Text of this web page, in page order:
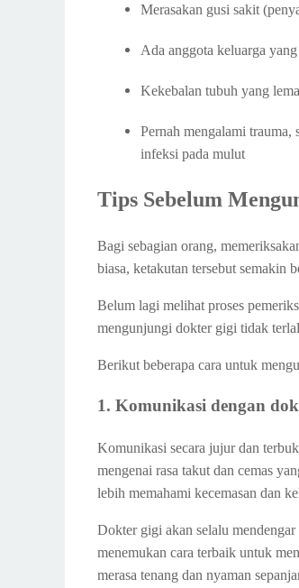
Merasakan gusi sakit
Ada anggota keluarga
Kekebalan tubuh yang
Pernah mengalami trauma,
infeksi pada mulut
Tips Sebelum
Bagi sebagian orang,
biasa, ketakutan tersebut semakin
Belum lagi melihat proses
mengunjungi dokter gigi tidak
Berikut beberapa cara untuk
1. Komunikasi dengan
Komunikasi secara jujur dan
mengenai rasa takut dan cemas
lebih memahami kecemasan dan
Dokter gigi akan selalu
menemukan cara terbaik untuk
merasa tenang dan nyaman